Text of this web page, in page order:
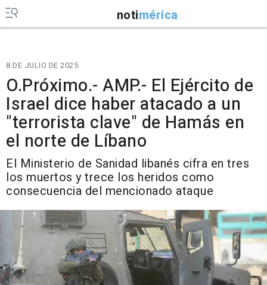
notimérica
8 DE JULIO DE 2025
O.Próximo.- AMP.- El Ejército de
Israel dice haber atacado a un
"terrorista clave" de Hamás en
el norte de Líbano
El Ministerio de Sanidad libanés cifra en tres
los muertos y trece los heridos como
consecuencia del mencionado ataque